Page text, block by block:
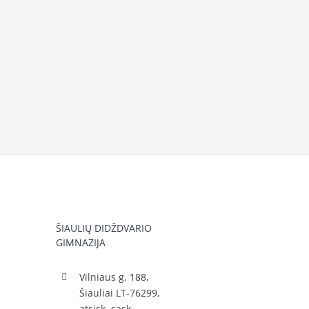
ŠIAULIŲ DIDŽDVARIO
GIMNAZIJA
Vilniaus g. 188,
Šiauliai LT-76299,